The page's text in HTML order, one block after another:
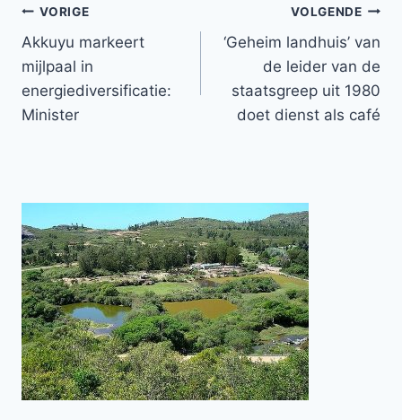
Bericht
navigatie
VORIGE
Akkuyu markeert
mijlpaal in
energiediversificatie:
Minister
VOLGENDE
‘Geheim landhuis’ van
de leider van de
staatsgreep uit 1980
doet dienst als café